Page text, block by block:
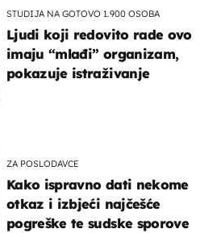
STUDIJA NA GOTOVO 1.900 OSOBA
Ljudi koji redovito rade ovo
imaju “mlađi” organizam,
pokazuje istraživanje
ZA POSLODAVCE
Kako ispravno dati nekome
otkaz i izbjeći najčešće
pogreške te sudske sporove